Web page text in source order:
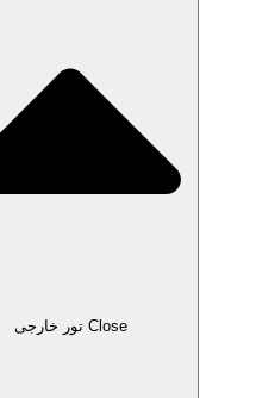
Close تور خارجی